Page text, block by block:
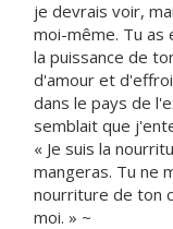
je devrais voir,
moi-même. Tu as
la puissance de
d'amour et
dans le pays de
semblait que
« Je suis la
mangeras. Tu ne
nourriture de ton
moi. » ~